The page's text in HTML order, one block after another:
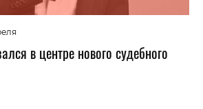
в центре нового судебного